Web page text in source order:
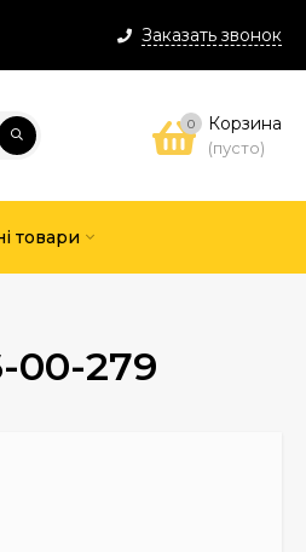
Заказать звонок
0 Корзина
(пусто)
товари
00-279